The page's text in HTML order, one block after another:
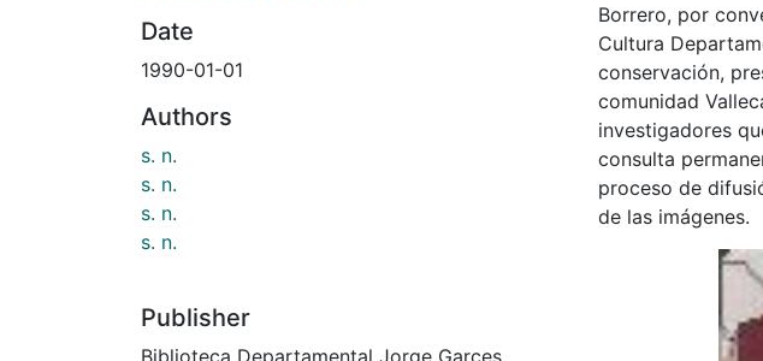
Date
1990-01-01
Authors
s. n.
s. n.
s. n.
s. n.
Publisher
Biblioteca Departamental Jorge Garces
Borrero, por
Cultura
conservación,
comunidad
investigadores
consulta
proceso de
de las imágenes.